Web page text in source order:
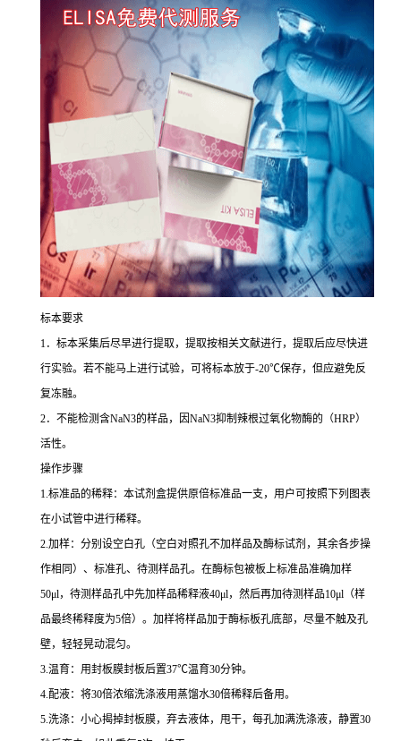
标本要求
1．标本采集后尽早进行提取，提取按相关文献进行，提取后应尽快进
行实验。若不能马上进行试验，可将标本放于-20℃保存，但应避免反
复冻融。
2．不能检测含NaN3的样品，因NaN3抑制辣根过氧化物酶的（HRP）
活性。
操作步骤
1.标准品的稀释：本试剂盒提供原倍标准品一支，用户可按照下列图表
在小试管中进行稀释。
2.加样：分别设空白孔（空白对照孔不加样品及酶标试剂，其余各步操
作相同）、标准孔、待测样品孔。在酶标包被板上标准品准确加样
50μl，待测样品孔中先加样品稀释液40μl，然后再加待测样品10μl （样
品最终稀释度为5倍）。加样将样品加于酶标板孔底部，尽量不触及孔
壁，轻轻晃动混匀。
3.温育：用封板膜封板后置37℃温育30分钟。
4.配液：将30倍浓缩洗涤液用蒸馏水30倍稀释后备用。
5.洗涤：小心揭掉封板膜，弃去液体，甩干，每孔加满洗涤液，静置30